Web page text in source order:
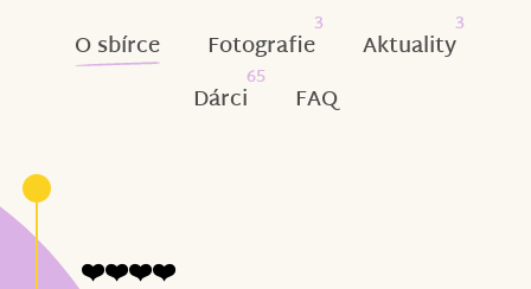
O sbírce Fotografie
3
Aktuality
3
Dárci
65
FAQ
❤️❤️❤️❤️